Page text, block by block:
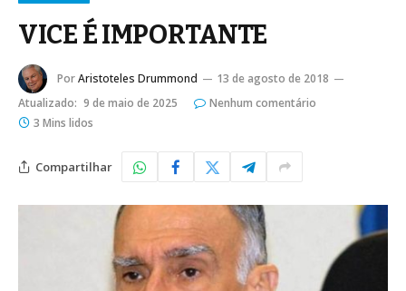
VICE É IMPORTANTE
PorAristoteles Drummond
13 de agosto de 2018
Atualizado: 9 de maio de 2025
Nenhum comentário
3 Mins lidos
Compartilhar